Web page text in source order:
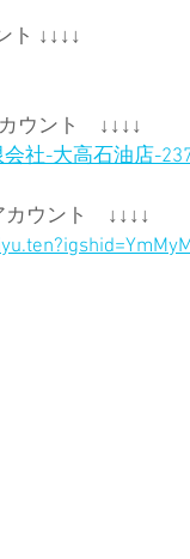
ト ↓↓↓↓
ウント　↓↓↓↓
社-大高石油店-
カウント　↓↓↓↓